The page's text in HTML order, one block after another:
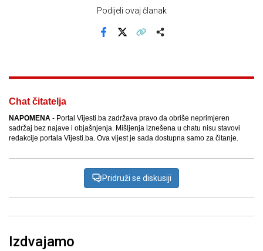
Podijeli ovaj članak
Chat čitatelja
NAPOMENA - Portal Vijesti.ba zadržava pravo da obriše neprimjeren
sadržaj bez najave i objašnjenja. Mišljenja iznešena u chatu nisu stavovi
redakcije portala Vijesti.ba. Ova vijest je sada dostupna samo za čitanje.
Pridruži se diskusiji
Izdvajamo